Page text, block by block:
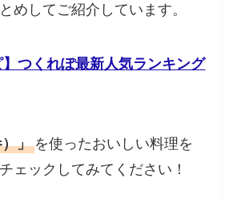
めしてご紹介しています。
】つくれぽ最新人気ランキング
」 を使ったおいしい料理を
ェックしてみてください！